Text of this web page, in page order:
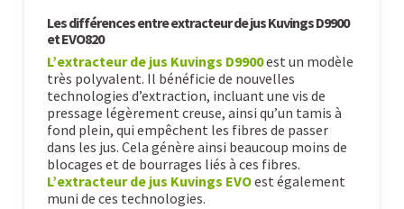
Les différences entre extracteur de jus Kuvings D9900
et EVO820
L’extracteur de jus Kuvings D9900est un modèle
très polyvalent. Il bénéficie de nouvelles
technologies d’extraction, incluant une vis de
pressage légèrement creuse, ainsi qu’un tamis à
fond plein, qui empêchent les fibres de passer
dans les jus. Cela génère ainsi beaucoup moins de
blocages et de bourrages liés à ces fibres.
L’extracteur de jus Kuvings EVOest également
muni de ces technologies.